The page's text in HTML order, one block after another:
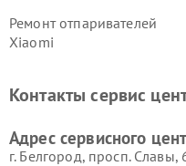
Ремонт отпаривателей
Xiaomi
Ремонт стиральных машин
Контакты сервис
Адрес сервисного
г. Белгород, просп. Славы,